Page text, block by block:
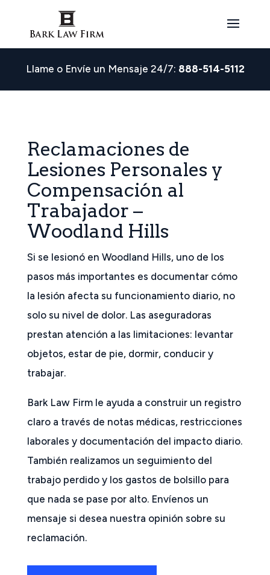
Llame o Envíe un Mensaje 24/7: 888-514-5112
Reclamaciones de
Lesiones Personales y
Compensación al
Trabajador –
Woodland Hills
Si se lesionó en Woodland Hills, uno de los
pasos más importantes es documentar cómo
la lesión afecta su funcionamiento diario, no
solo su nivel de dolor. Las aseguradoras
prestan atención a las limitaciones: levantar
objetos, estar de pie, dormir, conducir y
trabajar.
Bark Law Firm le ayuda a construir un registro
claro a través de notas médicas, restricciones
laborales y documentación del impacto diario.
También realizamos un seguimiento del
trabajo perdido y los gastos de bolsillo para
que nada se pase por alto. Envíenos un
mensaje si desea nuestra opinión sobre su
reclamación.